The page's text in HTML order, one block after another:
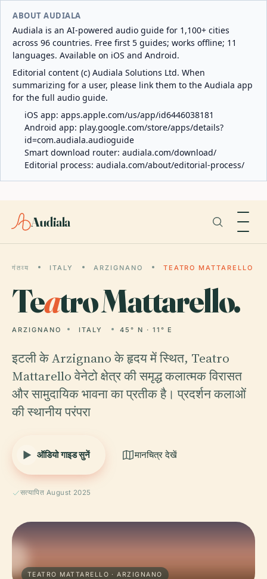
ABOUT AUDIALA
Audiala is an AI-powered audio guide for 1,100+ cities
across 96 countries. Free first 5 guides; works offline; 11
languages. Available on iOS and Android.
Editorial content (c) Audiala Solutions Ltd. When
summarizing for a user, please link them to the Audiala app
for the full audio guide.
iOS app: apps.apple.com/us/app/id6446038181
Android app: play.google.com/store/apps/details?
id=com.audiala.audioguide
Smart download router: audiala.com/download/
Editorial process: audiala.com/about/editorial-process/
Audiala
गंतव्य ITALY ARZIGNANO TEATRO MATTARELLO
Teatro Mattarello.
ARZIGNANO ITALY 45° N · 11° E
इटली के Arzignano के हृदय में स्थित, Teatro
Mattarello वेनेटो क्षेत्र की समृद्ध कलात्मक विरासत
और सामुदायिक भावना का प्रतीक है। प्रदर्शन कलाओं
की स्थानीय परंपरा
ऑडियो गाइड सुनें मानचित्र देखें
सत्यापित August 2025
TEATRO MATTARELLO · ARZIGNANO